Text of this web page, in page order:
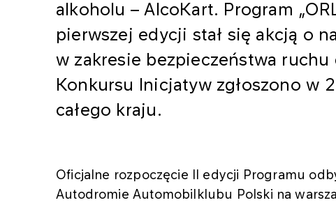
alkoholu – AlcoKart. Program
pierwszej edycji stał się akcją o
w zakresie bezpieczeństwa
Konkursu Inicjatyw zgłoszono
całego kraju.
Oficjalne rozpoczęcie II edycji Programu
Autodromie Automobilklubu Polski na